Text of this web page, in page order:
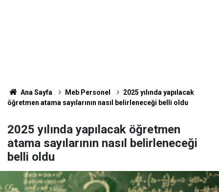
Ana Sayfa Meb Personel
2025 yılında yapılacak
öğretmen atama sayılarının nasıl belirleneceği belli oldu
2025 yılında yapılacak öğretmen
atama sayılarının nasıl belirleneceği
belli oldu